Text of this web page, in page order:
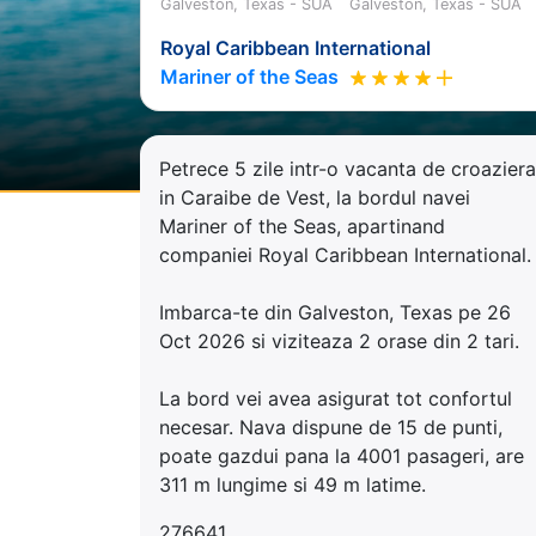
Galveston, Texas - SUA Galveston, Texas - SUA
Royal Caribbean International
Mariner of the Seas
Petrece 5 zile intr-o vacanta de croaziera
in Caraibe de Vest, la bordul navei
Mariner of the Seas, apartinand
companiei Royal Caribbean International.
Imbarca-te din Galveston, Texas pe 26
Oct 2026 si viziteaza 2 orase din 2 tari.
La bord vei avea asigurat tot confortul
necesar. Nava dispune de 15 de punti,
poate gazdui pana la 4001 pasageri, are
311 m lungime si 49 m latime.